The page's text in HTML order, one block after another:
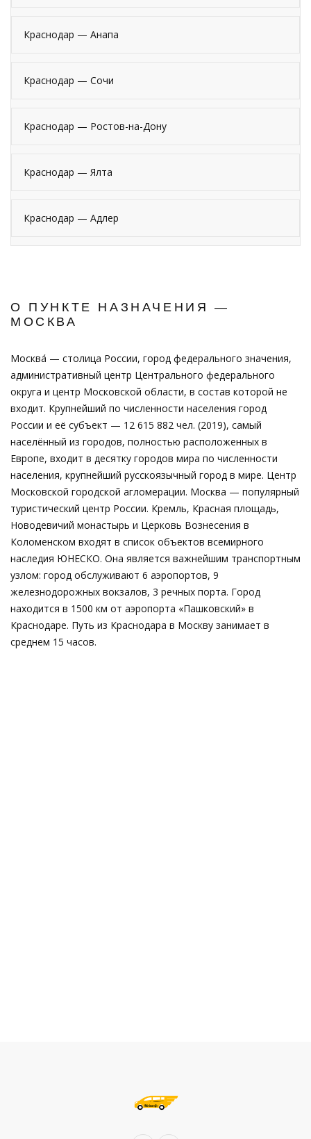
Краснодар — Анапа
Краснодар — Сочи
Краснодар — Ростов-на-Дону
Краснодар — Ялта
Краснодар — Адлер
О ПУНКТЕ НАЗНАЧЕНИЯ —
МОСКВА
Москва́ — столица России, город федерального значения,
административный центр Центрального федерального
округа и центр Московской области, в состав которой не
входит. Крупнейший по численности населения город
России и её субъект — 12 615 882 чел. (2019), самый
населённый из городов, полностью расположенных в
Европе, входит в десятку городов мира по численности
населения, крупнейший русскоязычный город в мире. Центр
Московской городской агломерации. Москва — популярный
туристический центр России. Кремль, Красная площадь,
Новодевичий монастырь и Церковь Вознесения в
Коломенском входят в список объектов всемирного
наследия ЮНЕСКО. Она является важнейшим транспортным
узлом: город обслуживают 6 аэропортов, 9
железнодорожных вокзалов, 3 речных порта. Город
находится в 1500 км от аэропорта «Пашковский» в
Краснодаре. Путь из Краснодара в Москву занимает в
среднем 15 часов.